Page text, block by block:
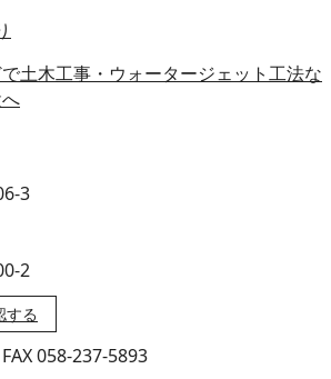
3
2
する
058-237-5893